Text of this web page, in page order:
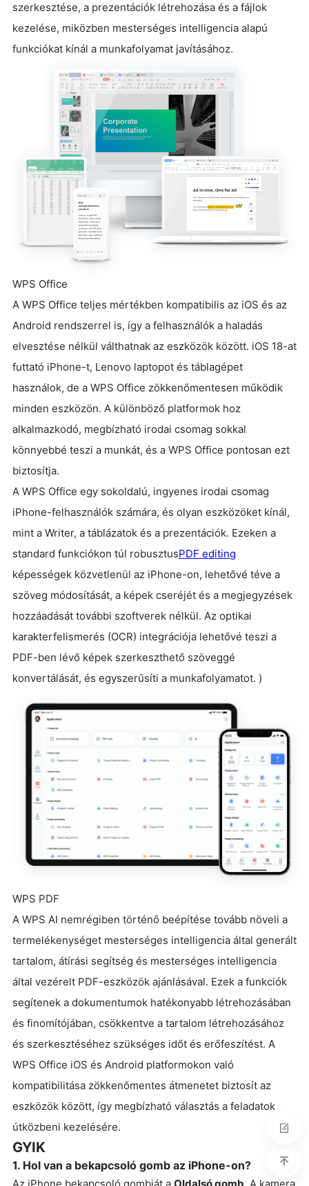
szerkesztése, a prezentációk létrehozása és a fájlok
kezelése, miközben mesterséges intelligencia alapú
funkciókat kínál a munkafolyamat javításához.
WPS Office
A WPS Office teljes mértékben kompatibilis az iOS és az
Android rendszerrel is, így a felhasználók a haladás
elvesztése nélkül válthatnak az eszközök között. iOS 18-at
futtató iPhone-t, Lenovo laptopot és táblagépet
használok, de a WPS Office zökkenőmentesen működik
minden eszközön. A különböző platformok hoz
alkalmazkodó, megbízható irodai csomag sokkal
könnyebbé teszi a munkát, és a WPS Office pontosan ezt
biztosítja.
A WPS Office egy sokoldalú, ingyenes irodai csomag
iPhone-felhasználók számára, és olyan eszközöket kínál,
mint a Writer, a táblázatok és a prezentációk. Ezeken a
standard funkciókon túl robusztusPDF editing
képességek közvetlenül az iPhone-on, lehetővé téve a
szöveg módosítását, a képek cseréjét és a megjegyzések
hozzáadását további szoftverek nélkül. Az optikai
karakterfelismerés (OCR) integrációja lehetővé teszi a
PDF-ben lévő képek szerkeszthető szöveggé
konvertálását, és egyszerűsíti a munkafolyamatot. )
WPS PDF
A WPS AI nemrégiben történő beépítése tovább növeli a
termelékenységet mesterséges intelligencia által generált
tartalom, átírási segítség és mesterséges intelligencia
által vezérelt PDF-eszközök ajánlásával. Ezek a funkciók
segítenek a dokumentumok hatékonyabb létrehozásában
és finomítójában, csökkentve a tartalom létrehozásához
és szerkesztéséhez szükséges időt és erőfeszítést. A
WPS Office iOS és Android platformokon való
kompatibilitása zökkenőmentes átmenetet biztosít az
eszközök között, így megbízható választás a feladatok
útközbeni kezelésére.
GYIK
1. Hol van a bekapcsoló gomb az iPhone-on?